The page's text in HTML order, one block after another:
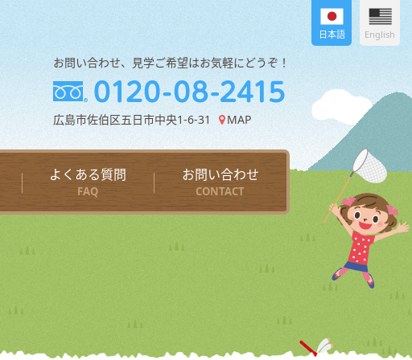
お問い合わせ、見学ご希望はお気軽にどうぞ！
広島市佐伯区五日市中央1-6-31 MAP
日本語 English
よくある質問
FAQ
お問い合わせ
CONTACT